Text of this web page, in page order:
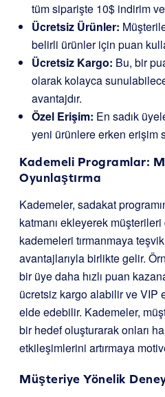
tüm siparişte 10$ indirim
Ücretsiz Ürünler:
belirli ürünler için puan
Ücretsiz Kargo: Bu, bir
olarak kolayca
avantajdır.
Özel Erişim: En sadık
yeni ürünlere erken erişim
Kademeli Programlar:
Oyunlaştırma
Kademeler, sadakat
katmanı ekleyerek
kademeleri tırmanmaya
avantajlarıyla birlikte gelir.
bir üye daha hızlı puan
ücretsiz kargo alabilir ve VIP
elde edebilir. Kademeler,
bir hedef oluşturarak onları
etkileşimlerini artırmaya
Müşteriye Yönelik